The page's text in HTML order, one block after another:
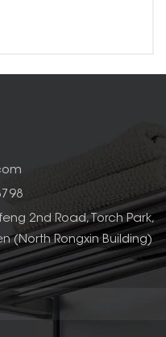
2nd Road, Torch Park,
(North Rongxin Building)